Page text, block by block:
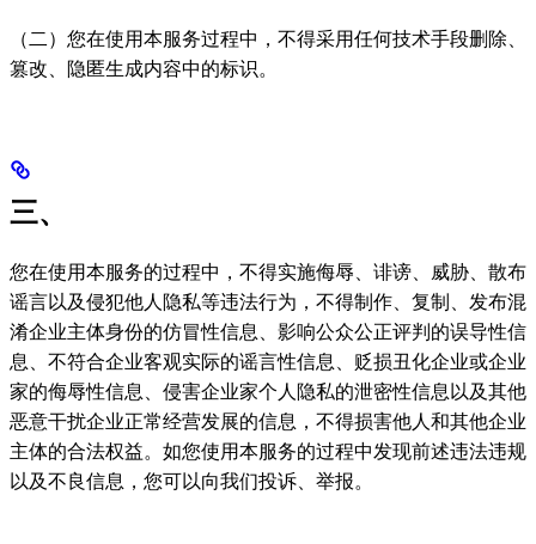
（二）您在使用本服务过程中，不得采用任何技术手段删除、
篡改、隐匿生成内容中的标识。
三、
您在使用本服务的过程中，不得实施侮辱、诽谤、威胁、散布
谣言以及侵犯他人隐私等违法行为，不得制作、复制、发布混
淆企业主体身份的仿冒性信息、影响公众公正评判的误导性信
息、不符合企业客观实际的谣言性信息、贬损丑化企业或企业
家的侮辱性信息、侵害企业家个人隐私的泄密性信息以及其他
恶意干扰企业正常经营发展的信息，不得损害他人和其他企业
主体的合法权益。如您使用本服务的过程中发现前述违法违规
以及不良信息，您可以向我们投诉、举报。